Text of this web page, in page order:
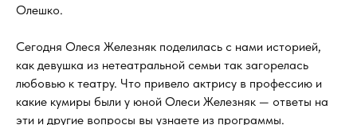
Олешко.
Сегодня Олеся Железняк поделилась с нами историей,
как девушка из нетеатральной семьи так загорелась
любовью к театру. Что привело актрису в профессию и
какие кумиры были у юной Олеси Железняк — ответы на
эти и другие вопросы вы узнаете из программы.